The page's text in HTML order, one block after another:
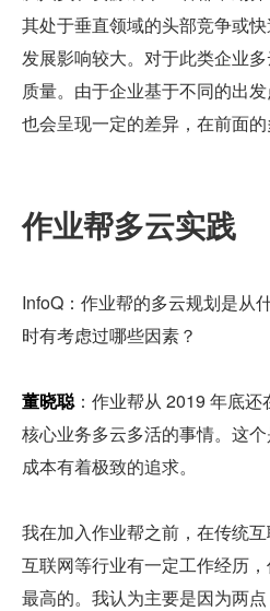
其处于垂直领域的头部竞争或
发展影响较大。对于此类企业
质量。由于企业基于不同的出
也会呈现一定的差异，在前面的
作业帮多云实践
InfoQ：作业帮的多云规划是从
时有考虑过哪些因素？
董晓聪：作业帮从 2019 年底
核心业务多云多活的事情。这
成本有着极致的追求。
我在加入作业帮之前，在传统
互联网等行业有一定工作经历
最高的。我认为主要是因为两